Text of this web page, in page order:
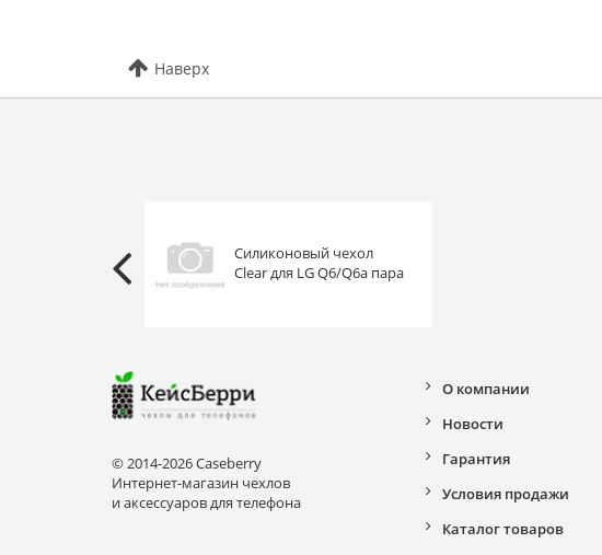
Наверх
Силиконовый чехол
Clear для LG Q6/Q6a пара
© 2014-2026 Caseberry
Интернет-магазин чехлов
и аксессуаров для телефона
О компании
Новости
Гарантия
Условия продажи
Каталог товаров